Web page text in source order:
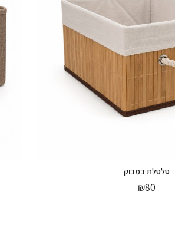
סלסלת במבוק
₪80